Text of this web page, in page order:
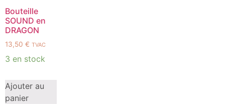
Bouteille
SOUND en
DRAGON
13,50 € TVAC
3 en stock
Ajouter au
panier